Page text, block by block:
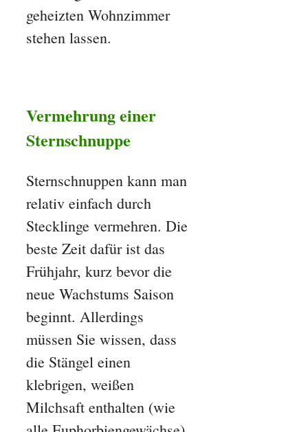
geheizten Wohnzimmer
stehen lassen.
Vermehrung einer
Sternschnuppe
Sternschnuppen kann man
relativ einfach durch
Stecklinge vermehren. Die
beste Zeit dafür ist das
Frühjahr, kurz bevor die
neue Wachstums Saison
beginnt. Allerdings
müssen Sie wissen, dass
die Stängel einen
klebrigen, weißen
Milchsaft enthalten (wie